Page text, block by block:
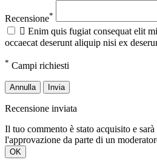
Recensione*
 Enim quis fugiat consequat elit
occaecat deserunt aliquip nisi ex
* Campi richiesti
Annulla Invia
Recensione inviata
Il tuo commento è stato acquisito e
l'approvazione da parte di un
OK